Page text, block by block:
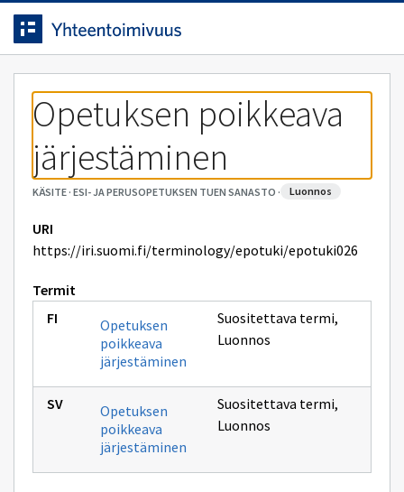
Siirrytty
sivulle
Siirry suoraan sisältöön.
Opetuksen poikkeava
järjestäminen
KÄSITE· ESI- JA PERUSOPETUKSEN TUEN SANASTO · luonnos
URI
https://iri.suomi.fi/terminology/epotuki/epotuki026
Termit
Opetuksen
poikkeava
järjestäminen
Suositettava termi,
Luonnos
Opetuksen
poikkeava
järjestäminen
Suositettava termi,
Luonnos